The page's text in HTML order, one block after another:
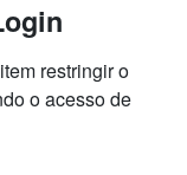
restringir o
o acesso de